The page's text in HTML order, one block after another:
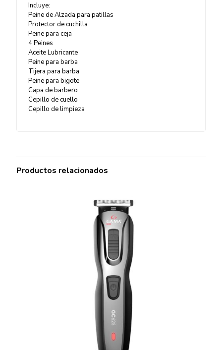
Incluye:
Peine de Alzada para patillas
Protector de cuchilla
Peine para ceja
4 Peines
Aceite Lubricante
Peine para barba
Tijera para barba
Peine para bigote
Capa de barbero
Cepillo de cuello
Cepillo de limpieza
Productos relacionados